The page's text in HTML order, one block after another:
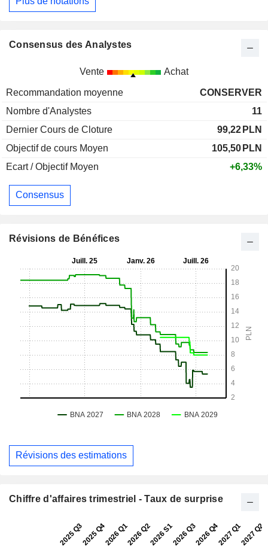
Consensus des Analystes
Vente Achat
Recommandation moyenne
CONSERVER
Nombre d'Analystes
11
Dernier Cours de Cloture
99,22 PLN
Objectif de cours Moyen
105,50 PLN
Ecart / Objectif Moyen
+6,33%
Consensus
Révisions de Bénéfices
Révisions des estimations
Chiffre d'affaires trimestriel - Taux de surprise